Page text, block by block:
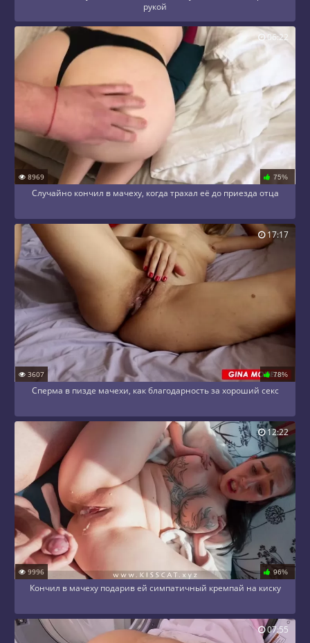
рукой
8969 75%
Случайно кончил в мачеху, когда трахал её до приезда отца
06:22
3607 78%
Сперма в пизде мачехи, как благодарность за хороший секс
17:17
9996 96%
Кончил в мачеху подарив ей симпатичный кремпай на киску
12:22
07:55